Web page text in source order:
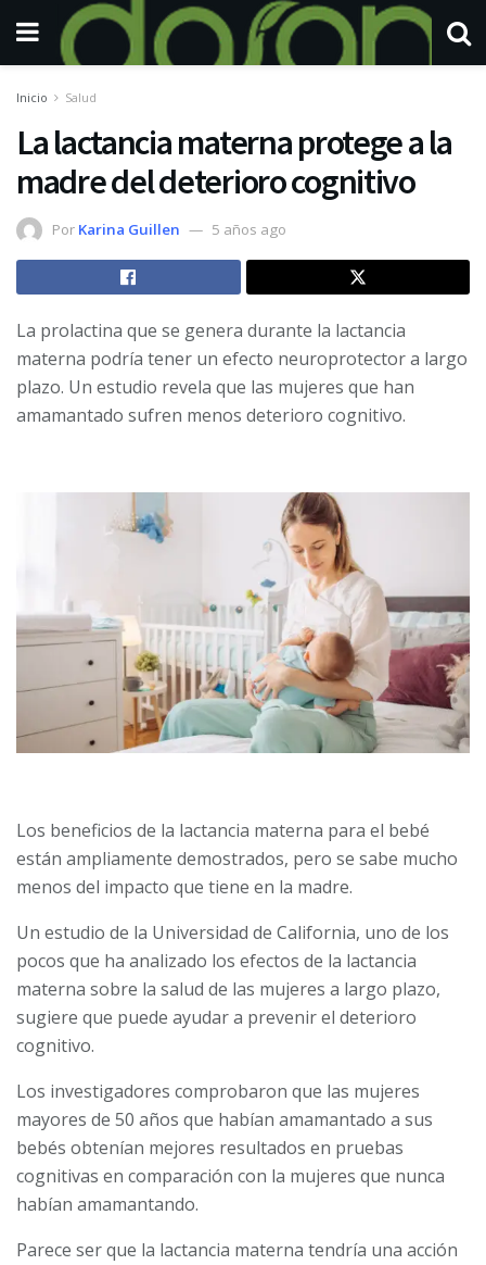
Inicio Salud
La lactancia materna protege a la
madre del deterioro cognitivo
Por Karina Guillen 5 años ago
La prolactina que se genera durante la lactancia
materna podría tener un efecto neuroprotector a largo
plazo. Un estudio revela que las mujeres que han
amamantado sufren menos deterioro cognitivo.
Los beneficios de la lactancia materna para el bebé
están ampliamente demostrados, pero se sabe mucho
menos del impacto que tiene en la madre.
Un estudio de la Universidad de California, uno de los
pocos que ha analizado los efectos de la lactancia
materna sobre la salud de las mujeres a largo plazo,
sugiere que puede ayudar a prevenir el deterioro
cognitivo.
Los investigadores comprobaron que las mujeres
mayores de 50 años que habían amamantado a sus
bebés obtenían mejores resultados en pruebas
cognitivas en comparación con la mujeres que nunca
habían amamantando.
Parece ser que la lactancia materna tendría una acción